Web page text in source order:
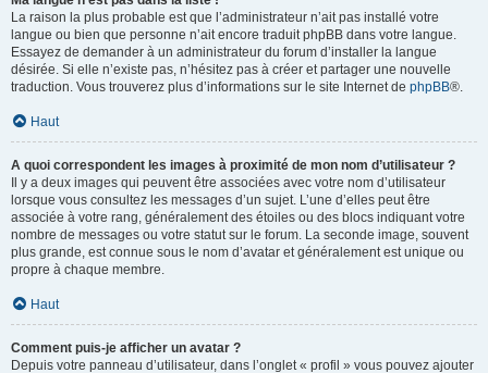
La raison la plus probable est que l’administrateur n’ait pas installé votre
langue ou bien que personne n’ait encore traduit phpBB dans votre langue.
Essayez de demander à un administrateur du forum d’installer la langue
désirée. Si elle n’existe pas, n’hésitez pas à créer et partager une nouvelle
traduction. Vous trouverez plus d’informations sur le site Internet de phpBB®.
Haut
A quoi correspondent les images à proximité de mon nom d’utilisateur ?
Il y a deux images qui peuvent être associées avec votre nom d’utilisateur
lorsque vous consultez les messages d’un sujet. L’une d’elles peut être
associée à votre rang, généralement des étoiles ou des blocs indiquant votre
nombre de messages ou votre statut sur le forum. La seconde image, souvent
plus grande, est connue sous le nom d’avatar et généralement est unique ou
propre à chaque membre.
Haut
Comment puis-je afficher un avatar ?
Depuis votre panneau d’utilisateur, dans l’onglet « profil » vous pouvez ajouter